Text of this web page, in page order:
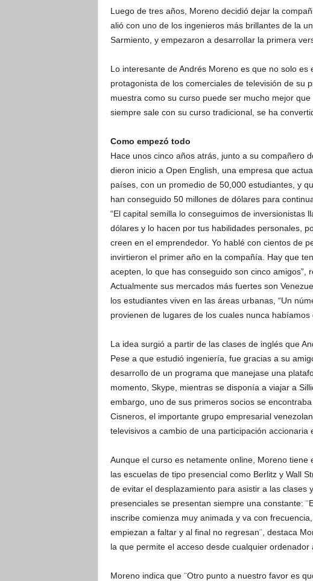
Luego de tres años, Moreno decidió dejar la
alió con uno de los ingenieros más brillantes de la
Sarmiento, y empezaron a desarrollar la primera
Lo interesante de Andrés Moreno es que no solo es
protagonista de los comerciales de televisión de su
muestra como su curso puede ser mucho mejor
siempre sale con su curso tradicional, se ha
Como empezó todo
Hace unos cinco años atrás, junto a su compañero
dieron inicio a Open English, una empresa que
países, con un promedio de 50,000 estudiantes, y
han conseguido 50 millones de dólares para
“El capital semilla lo conseguimos de inversionistas
dólares y lo hacen por tus habilidades personales,
creen en el emprendedor. Yo hablé con cientos de
invirtieron el primer año en la compañía. Hay que
acepten, lo que has conseguido son cinco amigos”,
Actualmente sus mercados más fuertes son
los estudiantes viven en las áreas urbanas, “Un
provienen de lugares de los cuales nunca habíamos
La idea surgió a partir de las clases de inglés que
Pese a que estudió ingeniería, fue gracias a su
desarrollo de un programa que manejase una
momento, Skype, mientras se disponía a viajar a
embargo, uno de sus primeros socios se
Cisneros, el importante grupo empresarial
televisivos a cambio de una participación accionaria
Aunque el curso es netamente online, Moreno
las escuelas de tipo presencial como Berlitz y Wall
de evitar el desplazamiento para asistir a las clases
presenciales se presentan siempre una constante:
inscribe comienza muy animada y va con
empiezan a faltar y al final no regresan¨, destaca
la que permite el acceso desde cualquier ordenador
Moreno indica que ¨Otro punto a nuestro favor es